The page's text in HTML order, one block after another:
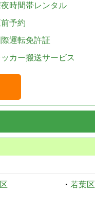
時間帯レンタル
予約
運転免許証
カー搬送サービス
・ 若葉区